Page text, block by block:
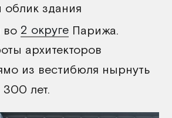
облик здания
во 2 округе Парижа.
архитекторов
из вестибюля нырнуть
лет.